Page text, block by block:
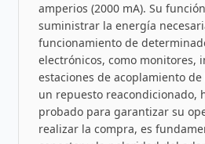
amperios (2000 mA). Su
suministrar la energía
funcionamiento de
electrónicos, como monitores,
estaciones de acoplamiento de
un repuesto reacondicionado,
probado para garantizar su
realizar la compra, es